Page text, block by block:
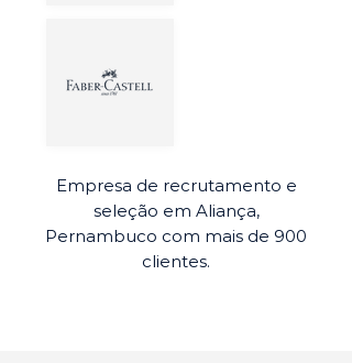
Empresa de recrutamento e
seleção em Aliança,
Pernambuco com mais de 900
clientes.